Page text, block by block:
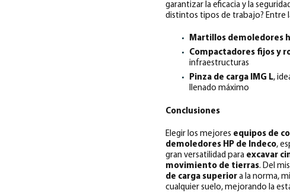
garantizar la eficacia y la
distintos tipos de trabajo? Entre
Martillos demoledores
Compactadores fijos y
infraestructuras
Pinza de carga IMG L,
llenado máximo
Conclusiones
Elegir los mejores equipos de
demoledores HP de Indeco,
gran versatilidad para excavar
movimiento de tierras. Del
de carga superior a la norma,
cualquier suelo, mejorando la